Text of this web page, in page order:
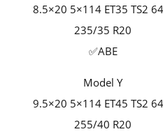
8.5×20 5×114 ET35 TS2
235/35 R20
✅ABE
Model Y
9.5×20 5×114 ET45 TS2
255/40 R20